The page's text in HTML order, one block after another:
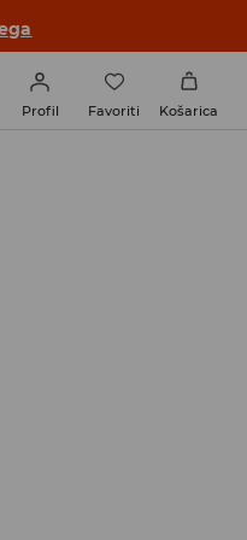
Profil Favoriti Košarica